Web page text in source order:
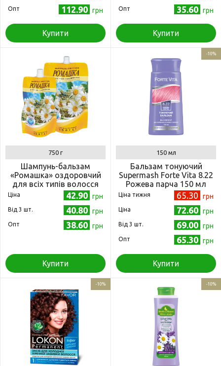
Опт 112.90 грн
Купити
Опт 35.60 грн
Купити
750 г
Шампунь-бальзам
«Ромашка» оздоровчий
для всіх типів волосся
(дой-пак) 750 г
(4820215052719)
Ціна 42.90 грн
Від 3 шт. 40.80 грн
Опт 38.60 грн
Купити
-10%
150 мл
Бальзам тонуючий
Supermash Forte Vita 8.22
Рожева парча 150 мл
(4823001605083)
Ціна тижня 65.30 грн
Ціна 72.60 грн
Від 3 шт. 69.00 грн
Опт 65.30 грн
Купити
-10% -10%